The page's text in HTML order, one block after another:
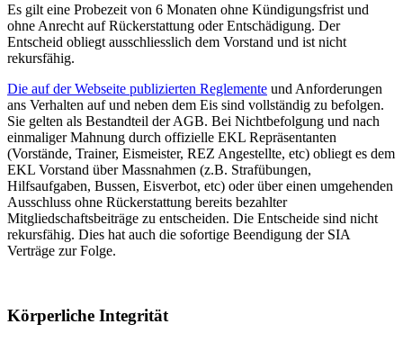
Es gilt eine Probezeit von 6 Monaten ohne Kündigungsfrist und
ohne Anrecht auf Rückerstattung oder Entschädigung. Der
Entscheid obliegt ausschliesslich dem Vorstand und ist nicht
rekursfähig.
Die auf der Webseite publizierten Reglemente und Anforderungen
ans Verhalten auf und neben dem Eis sind vollständig zu befolgen.
Sie gelten als Bestandteil der AGB. Bei Nichtbefolgung und nach
einmaliger Mahnung durch offizielle EKL Repräsentanten
(Vorstände, Trainer, Eismeister, REZ Angestellte, etc) obliegt es dem
EKL Vorstand über Massnahmen (z.B. Strafübungen,
Hilfsaufgaben, Bussen, Eisverbot, etc) oder über einen umgehenden
Ausschluss ohne Rückerstattung bereits bezahlter
Mitgliedschaftsbeiträge zu entscheiden. Die Entscheide sind nicht
rekursfähig. Dies hat auch die sofortige Beendigung der SIA
Verträge zur Folge.
Körperliche Integrität